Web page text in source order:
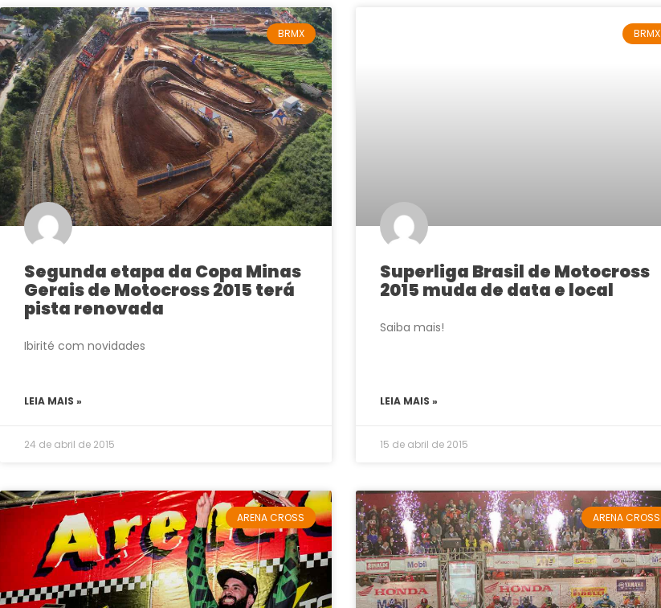
BRMX
Segunda etapa da Copa Minas
Gerais de Motocross 2015 terá
pista renovada
Ibirité com novidades
LEIA MAIS »
24 de abril de 2015
BRMX
Superliga Brasil de Motocross
2015 muda de data e local
Saiba mais!
LEIA MAIS »
15 de abril de 2015
ARENA CROSS ARENA CROSS